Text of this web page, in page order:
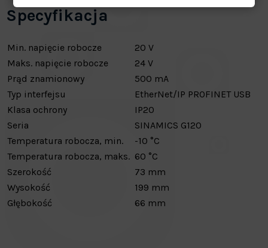
Specyfikacja
Min. napięcie robocze 20 V
Maks. napięcie robocze
24 V
Prąd znamionowy
500 mA
Typ interfejsu
EtherNet/IP PROFINET USB
Klasa ochrony
IP20
Seria
SINAMICS G120
Temperatura robocza, min.
-10 °C
Temperatura robocza, maks. 60 °C
Szerokość
73 mm
Wysokość
199 mm
Głębokość
66 mm